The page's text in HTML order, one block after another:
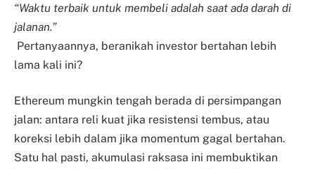
“Waktu terbaik untuk membeli adalah saat ada darah di
jalanan.”
Pertanyaannya, beranikah investor bertahan lebih
lama kali ini?
Ethereum mungkin tengah berada di persimpangan
jalan: antara reli kuat jika resistensi tembus, atau
koreksi lebih dalam jika momentum gagal bertahan.
Satu hal pasti, akumulasi raksasa ini membuktikan